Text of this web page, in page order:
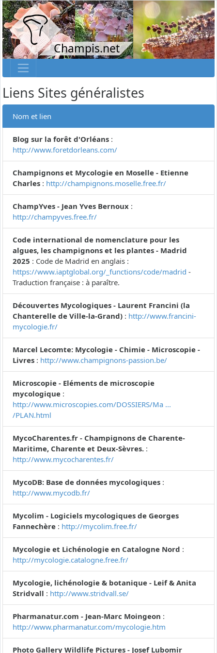
Champis.net
Liens Sites généralistes
Nom et lien
Blog sur la forêt d'Orléans :
http://www.foretdorleans.com/
Champignons et Mycologie en Moselle - Etienne
Charles : http://champignons.moselle.free.fr/
ChampYves - Jean Yves Bernoux :
http://champyves.free.fr/
Code international de nomenclature pour les
algues, les champignons et les plantes - Madrid
2025 : Code de Madrid en anglais :
https://www.iaptglobal.org/_functions/code/madrid -
Traduction française : à paraître.
Découvertes Mycologiques - Laurent Francini (la
Chanterelle de Ville-la-Grand) : http://www.francini-
mycologie.fr/
Marcel Lecomte: Mycologie - Chimie - Microscopie -
Livres : http://www.champignons-passion.be/
Microscopie - Eléments de microscopie
mycologique :
http://www.microscopies.com/DOSSIERS/Ma ...
/PLAN.html
MycoCharentes.fr - Champignons de Charente-
Maritime, Charente et Deux-Sèvres. :
http://www.mycocharentes.fr/
MycoDB: Base de données mycologiques :
http://www.mycodb.fr/
Mycolim - Logiciels mycologiques de Georges
Fannechère : http://mycolim.free.fr/
Mycologie et Lichénologie en Catalogne Nord :
http://mycologie.catalogne.free.fr/
Mycologie, lichénologie & botanique - Leif & Anita
Stridvall : http://www.stridvall.se/
Pharmanatur.com - Jean-Marc Moingeon :
http://www.pharmanatur.com/mycologie.htm
Photo Gallery Wildlife Pictures - Josef Lubomir